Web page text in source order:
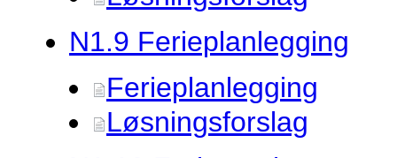
N1.9 Ferieplanlegging
Ferieplanlegging
Løsningsforslag